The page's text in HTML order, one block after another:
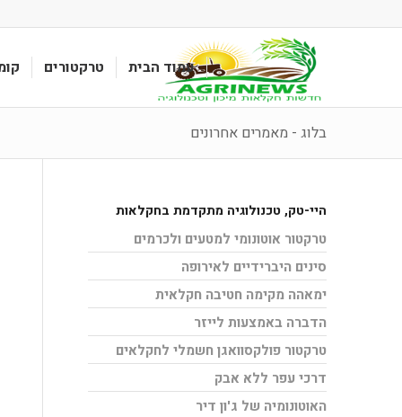
עמוד הבית טרקטורים
בלוג - מאמרים אחרונים
היי-טק, טכנולוגיה מתקדמת בחקלאות
טרקטור אוטונומי למטעים ולכרמים
סינים היברידיים לאירופה
ימאהה מקימה חטיבה חקלאית
הדברה באמצעות לייזר
טרקטור פולקסוואגן חשמלי לחקלאים
דרכי עפר ללא אבק
האוטונומיה של ג'ון דיר